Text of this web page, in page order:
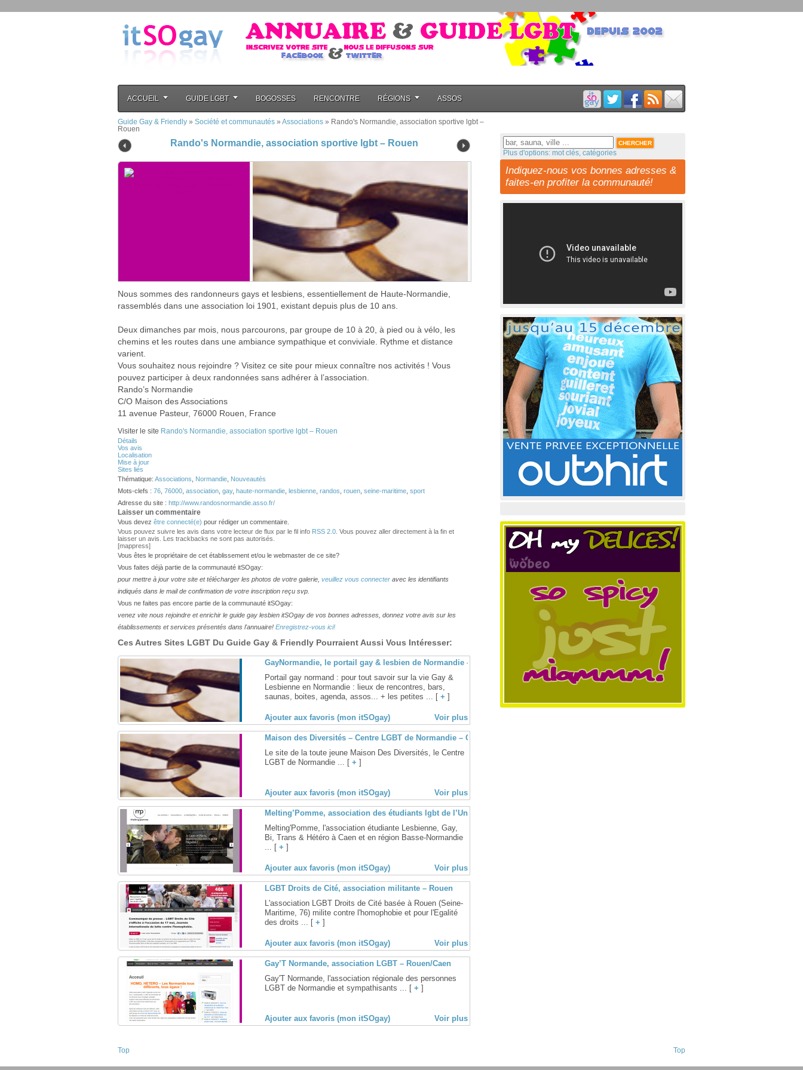
ACCUEIL GUIDE LGBT BOGOSSES RENCONTRE RÉGIONS ASSOS
Guide Gay & Friendly » Société et communautés » Associations » Rando's Normandie, association sportive lgbt –
Rouen
Rando's Normandie, association sportive lgbt – Rouen
Nous sommes des randonneurs gays et lesbiens, essentiellement de Haute-Normandie,
rassemblés dans une association loi 1901, existant depuis plus de 10 ans.
Deux dimanches par mois, nous parcourons, par groupe de 10 à 20, à pied ou à vélo, les
chemins et les routes dans une ambiance sympathique et conviviale. Rythme et distance
varient.
Vous souhaitez nous rejoindre ? Visitez ce site pour mieux connaître nos activités ! Vous
pouvez participer à deux randonnées sans adhérer à l’association.
Rando’s Normandie
C/O Maison des Associations
11 avenue Pasteur, 76000 Rouen, France
Visiter le site Rando's Normandie, association sportive lgbt – Rouen
Détails
Vos avis
Localisation
Mise à jour
Sites liés
Thématique: Associations Normandie Nouveautés
Mots-clefs : 76 76000 association gay, haute-normandie lesbienne randos rouen seine-maritime sport
Adresse du site : http://www.randosnormandie.asso.fr/
Laisser un commentaire
Vous devez être connecté(e) pour rédiger un commentaire.
Vous pouvez suivre les avis dans votre lecteur de flux par le fil info RSS 2.0 . Vous pouvez aller directement à la fin et
laisser un avis. Les trackbacks ne sont pas autorisés.
[mappress]
Vous êtes le propriétaire de cet établissement et/ou le webmaster de ce site?
Vous faites déjà partie de la communauté itSOgay:
pour mettre à jour votre site et télécharger les photos de votre galerie, veuillez vous connecter avec les identifiants
indiqués dans le mail de confirmation de votre inscription reçu svp.
Vous ne faites pas encore partie de la communauté itSOgay:
venez vite nous rejoindre et enrichir le guide gay lesbien itSOgay de vos bonnes adresses, donnez votre avis sur les
établissements et services présentés dans l'annuaire! Enregistrez-vous ici!
Ces Autres Sites LGBT Du Guide Gay & Friendly Pourraient Aussi Vous Intéresser:
GayNormandie, le portail gay & lesbien de Normandie – Rouen
Portail gay normand : pour tout savoir sur la vie Gay &
Lesbienne en Normandie : lieux de rencontres, bars,
saunas, boites, agenda, assos... + les petites ... [ + ]
Ajouter aux favoris (mon itSOgay) Voir plus
Maison des Diversités – Centre LGBT de Normandie – Caen
Le site de la toute jeune Maison Des Diversités, le Centre
LGBT de Normandie ... [ + ]
Ajouter aux favoris (mon itSOgay) Voir plus
Melting’Pomme, association des étudiants lgbt de l’Université de Caen Basse-Normandie
Melting'Pomme, l'association étudiante Lesbienne, Gay,
Bi, Trans & Hétéro à Caen et en région Basse-Normandie
... [ + ]
Ajouter aux favoris (mon itSOgay) Voir plus
LGBT Droits de Cité, association militante – Rouen
L'association LGBT Droits de Cité basée à Rouen (Seine-
Maritime, 76) milite contre l'homophobie et pour l'Egalité
des droits ... [ + ]
Ajouter aux favoris (mon itSOgay) Voir plus
Gay’T Normande, association LGBT – Rouen/Caen
Gay'T Normande, l'association régionale des personnes
LGBT de Normandie et sympathisants ... [ + ]
Ajouter aux favoris (mon itSOgay) Voir plus
Plus d'options: mot clés, catégories
Indiquez-nous vos bonnes adresses &
faites-en profiter la communauté!
Top Top